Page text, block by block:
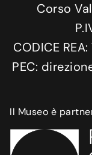
Corso
CODICE
PEC:
Il Museo è